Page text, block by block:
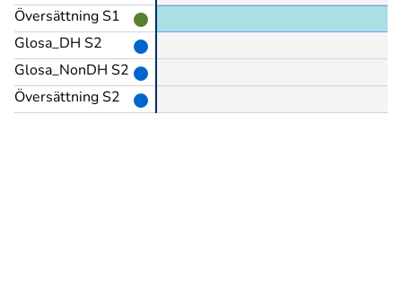
Översättning S1
Glosa_DH S2
Glosa_NonDH S2
Översättning S2